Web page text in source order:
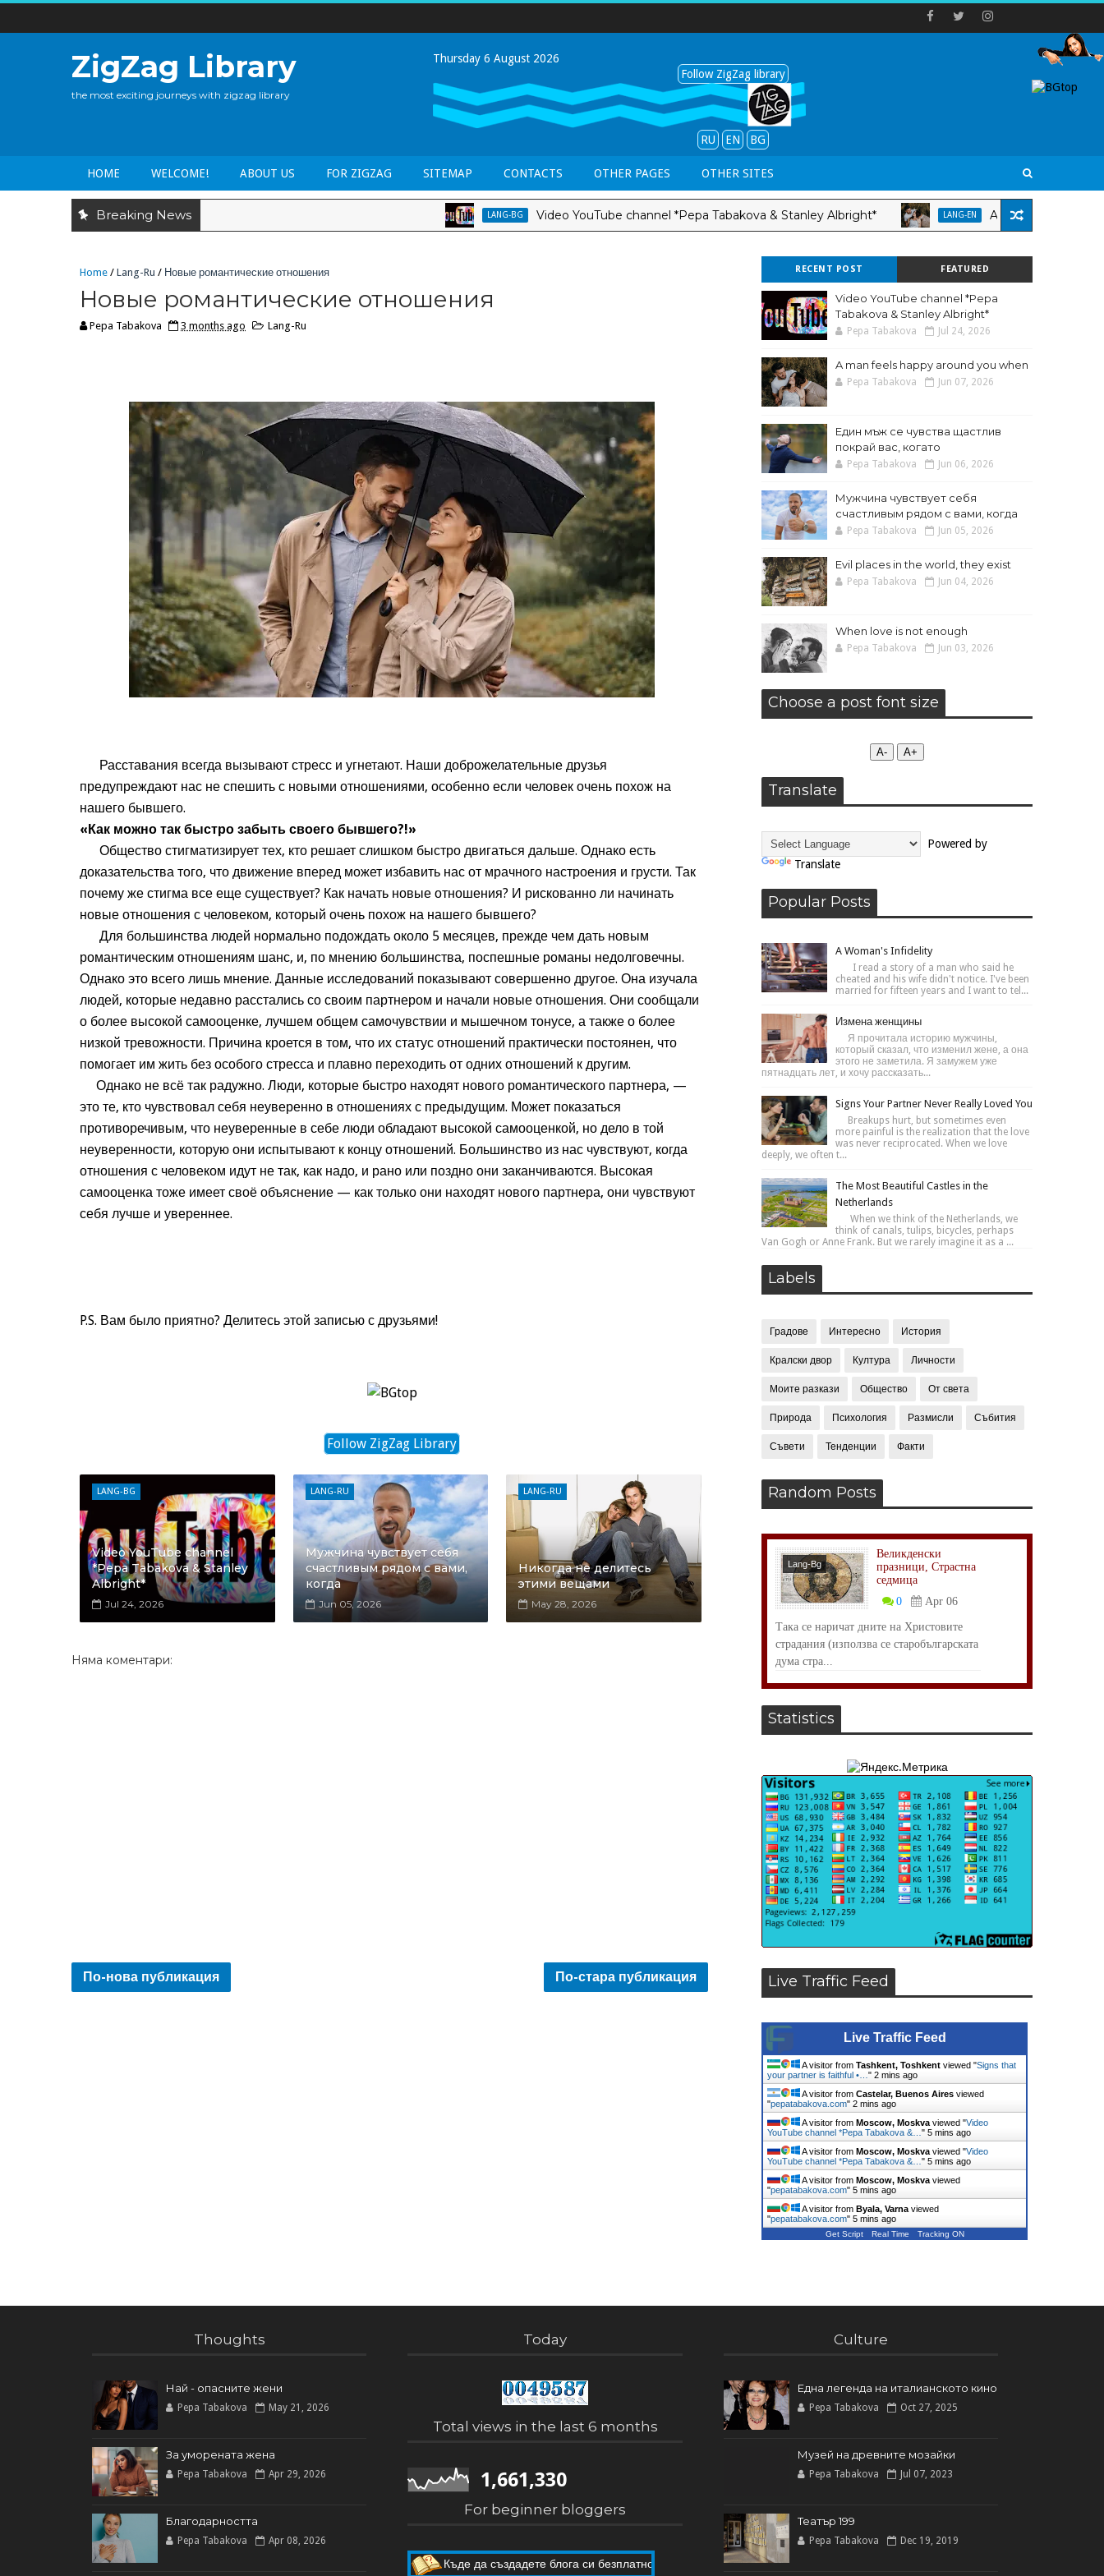
ZigZag Library
the most exciting journeys with zigzag library
Thursday 6 August 2026
Follow ZigZag library
RU EN BG
HOME WELCOME! ABOUT US FOR ZIGZAG SITEMAP CONTACTS OTHER PAGES OTHER SITES
Breaking News LANG-BG Video YouTube channel *Pepa Tabakova & Stanley Albright* LANG-EN A man feels happy
Home / Lang-Ru / Новые романтические отношения
Новые романтические отношения
Pepa Tabakova 3 months ago Lang-Ru
Расставания всегда вызывают стресс и угнетают. Наши доброжелательные друзья
предупреждают нас не спешить с новыми отношениями, особенно если человек очень похож на
нашего бывшего.
«Как можно так быстро забыть своего бывшего?!»
Общество стигматизирует тех, кто решает слишком быстро двигаться дальше. Однако есть
доказательства того, что движение вперед может избавить нас от мрачного настроения и грусти. Так
почему же стигма все еще существует? Как начать новые отношения? И рискованно ли начинать
новые отношения с человеком, который очень похож на нашего бывшего?
Для большинства людей нормально подождать около 5 месяцев, прежде чем дать новым
романтическим отношениям шанс, и, по мнению большинства, поспешные романы недолговечны.
Однако это всего лишь мнение. Данные исследований показывают совершенно другое. Она изучала
людей, которые недавно расстались со своим партнером и начали новые отношения. Они сообщали
о более высокой самооценке, лучшем общем самочувствии и мышечном тонусе, а также о более
низкой тревожности. Причина кроется в том, что их статус отношений практически постоянен, что
помогает им жить без особого стресса и плавно переходить от одних отношений к другим.
Однако не всё так радужно. Люди, которые быстро находят нового романтического партнера, —
это те, кто чувствовал себя неуверенно в отношениях с предыдущим. Может показаться
противоречивым, что неуверенные в себе люди обладают высокой самооценкой, но дело в той
неуверенности, которую они испытывают к концу отношений. Большинство из нас чувствуют, когда
отношения с человеком идут не так, как надо, и рано или поздно они заканчиваются. Высокая
самооценка тоже имеет своё объяснение — как только они находят нового партнера, они чувствуют
себя лучше и увереннее.
P.S. Вам было приятно? Делитесь этой записью с друзьями!
Follow ZigZag Library
LANG-BG
Video YouTube channel
*Pepa Tabakova & Stanley
Albright*
Jul 24, 2026
LANG-RU
Мужчина чувствует себя
счастливым рядом с вами,
когда
Jun 05, 2026
LANG-RU
Никогда не делитесь
этими вещами
May 28, 2026
Няма коментари:
По-нова публикация По-стара публикация
RECENT POST FEATURED
Video YouTube channel *Pepa
Tabakova & Stanley Albright*
Pepa Tabakova Jul 24, 2026
A man feels happy around you when
Pepa Tabakova Jun 07, 2026
Един мъж се чувства щастлив
покрай вас, когато
Pepa Tabakova Jun 06, 2026
Мужчина чувствует себя
счастливым рядом с вами, когда
Pepa Tabakova Jun 05, 2026
Evil places in the world, they exist
Pepa Tabakova Jun 04, 2026
When love is not enough
Pepa Tabakova Jun 03, 2026
Choose a post font size
А- А+
Translate
Powered by
Translate
Popular Posts
A Woman's Infidelity
I read a story of a man who said he
cheated and his wife didn't notice. I've been
married for fifteen years and I want to tel...
Измена женщины
Я прочитала историю мужчины,
который сказал, что изменил жене, а она
этого не заметила. Я замужем уже
пятнадцать лет, и хочу рассказать...
Signs Your Partner Never Really Loved You
Breakups hurt, but sometimes even
more painful is the realization that the love
was never reciprocated. When we love
deeply, we often t...
The Most Beautiful Castles in the
Netherlands
When we think of the Netherlands, we
think of canals, tulips, bicycles, perhaps
Van Gogh or Anne Frank. But we rarely imagine it as a ...
Labels
Градове Интересно История
Кралски двор Култура Личности
Моите разкази Общество От света
Природа Психология Размисли Събития
Съвети Тенденции Факти
Random Posts
Lang-Bg
Събития
Великденски
празници, Страстна
седмица
0
Apr 06
Така се наричат дните на Христовите
страдания (използва се старобългарската
дума стра...
Statistics
Live Traffic Feed
Live Traffic Feed
A visitor from Tashkent, Toshkent viewed "Signs that
your partner is faithful •… " 2 mins ago
A visitor from Castelar, Buenos Aires viewed
"pepatabakova.com" 2 mins ago
A visitor from Moscow, Moskva viewed "Video
YouTube channel *Pepa Tabakova &… " 5 mins ago
A visitor from Moscow, Moskva viewed "Video
YouTube channel *Pepa Tabakova &… " 5 mins ago
A visitor from Moscow, Moskva viewed
"pepatabakova.com" 5 mins ago
A visitor from Byala, Varna viewed
"pepatabakova.com" 5 mins ago
Get Script Real Time Tracking ON
Thoughts
Най - опасните жени
Pepa Tabakova May 21, 2026
За уморената жена
Pepa Tabakova Apr 29, 2026
Благодарността
Pepa Tabakova Apr 08, 2026
Today
Total views in the last 6 months
1,661,330
For beginner bloggers
Къде да създадете блога си безплатно
Culture
Една легенда на италианското кинo
Pepa Tabakova Oct 27, 2025
Музей на древните мозайки
Pepa Tabakova Jul 07, 2023
Театър 199
Pepa Tabakova Dec 19, 2019